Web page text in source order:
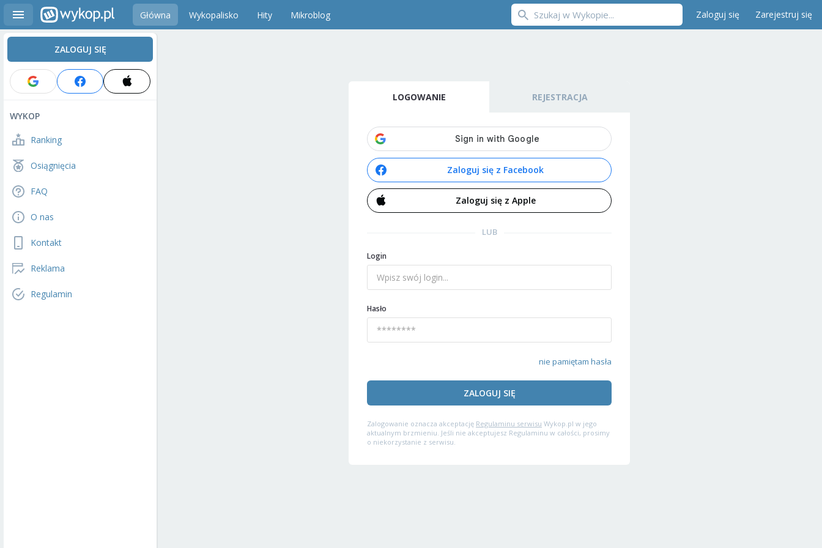
Główna Wykopalisko Hity Mikroblog Zaloguj się Zarejestruj się
ZALOGUJ SIĘ
WYKOP
Ranking
Osiągnięcia
FAQ
O nas
Kontakt
Reklama
Regulamin
LOGOWANIE REJESTRACJA
Zaloguj się z Facebook
Zaloguj się z Apple
LUB
Login
Hasło
nie pamiętam hasła
ZALOGUJ SIĘ
Zalogowanie oznacza akceptację Regulaminu serwisu Wykop.pl w jego
aktualnym brzmieniu. Jeśli nie akceptujesz Regulaminu w całości, prosimy
o niekorzystanie z serwisu.